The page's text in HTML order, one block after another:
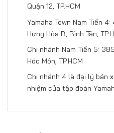
Quận 12, TP.HCM
Yamaha Town Nam Tiến
Hưng Hòa B, Bình Tân,
Chi nhánh Nam Tiến 5:
Hóc Môn, TP.HCM
Chi nhánh 4 là đại lý bán
nhiệm của tập đoàn